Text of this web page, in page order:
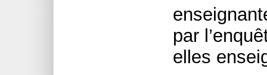
par
elles